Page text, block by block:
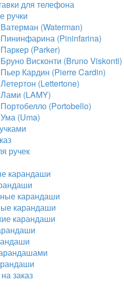
для телефона
ручки
(Waterman)
Пининфарина (Pininfarina)
(Parker)
Висконти (Bruno Viskonti)
Кардин (Pierre Cardin)
(Lettertone)
(LAMY)
(Portobello)
(Uma)
ручек
карандаши
карандаши
карандаши
карандаши
заказ